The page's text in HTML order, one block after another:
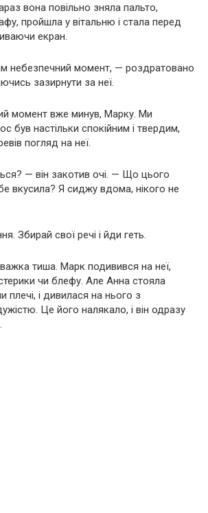
вона повільно зняла пальто,
пройшла у вітальню і стала перед
екран.
небезпечний момент, — роздратовано
зазирнути за неї.
момент вже минув, Марку. Ми
був настільки спокійним і твердим,
погляд на неї.
— він закотив очі. — Що цього
вкусила? Я сиджу вдома, нікого не
Збирай свої речі і йди геть.
важка тиша. Марк подивився на неї,
чи блефу. Але Анна стояла
плечі, і дивилася на нього з
Це його налякало, і він одразу